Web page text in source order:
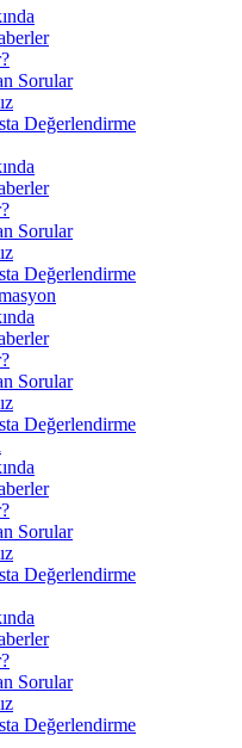
Sorular
Değerlendirme
Sorular
Değerlendirme
Sorular
Değerlendirme
Sorular
Değerlendirme
Sorular
Değerlendirme